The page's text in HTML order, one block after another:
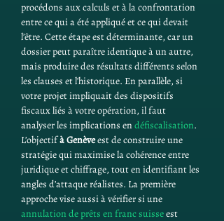
procédons aux calculs et à la confrontation
entre ce qui a été appliqué et ce qui devait
l’être. Cette étape est déterminante, car un
dossier peut paraître identique à un autre,
mais produire des résultats différents selon
les clauses et l’historique. En parallèle, si
votre projet impliquait des dispositifs
fiscaux liés à votre opération, il faut
analyser les implications en défiscalisation.
L’objectif à Genève est de construire une
stratégie qui maximise la cohérence entre
juridique et chiffrage, tout en identifiant les
angles d’attaque réalistes. La première
approche vise aussi à vérifier si une
annulation de prêts en franc suisse est